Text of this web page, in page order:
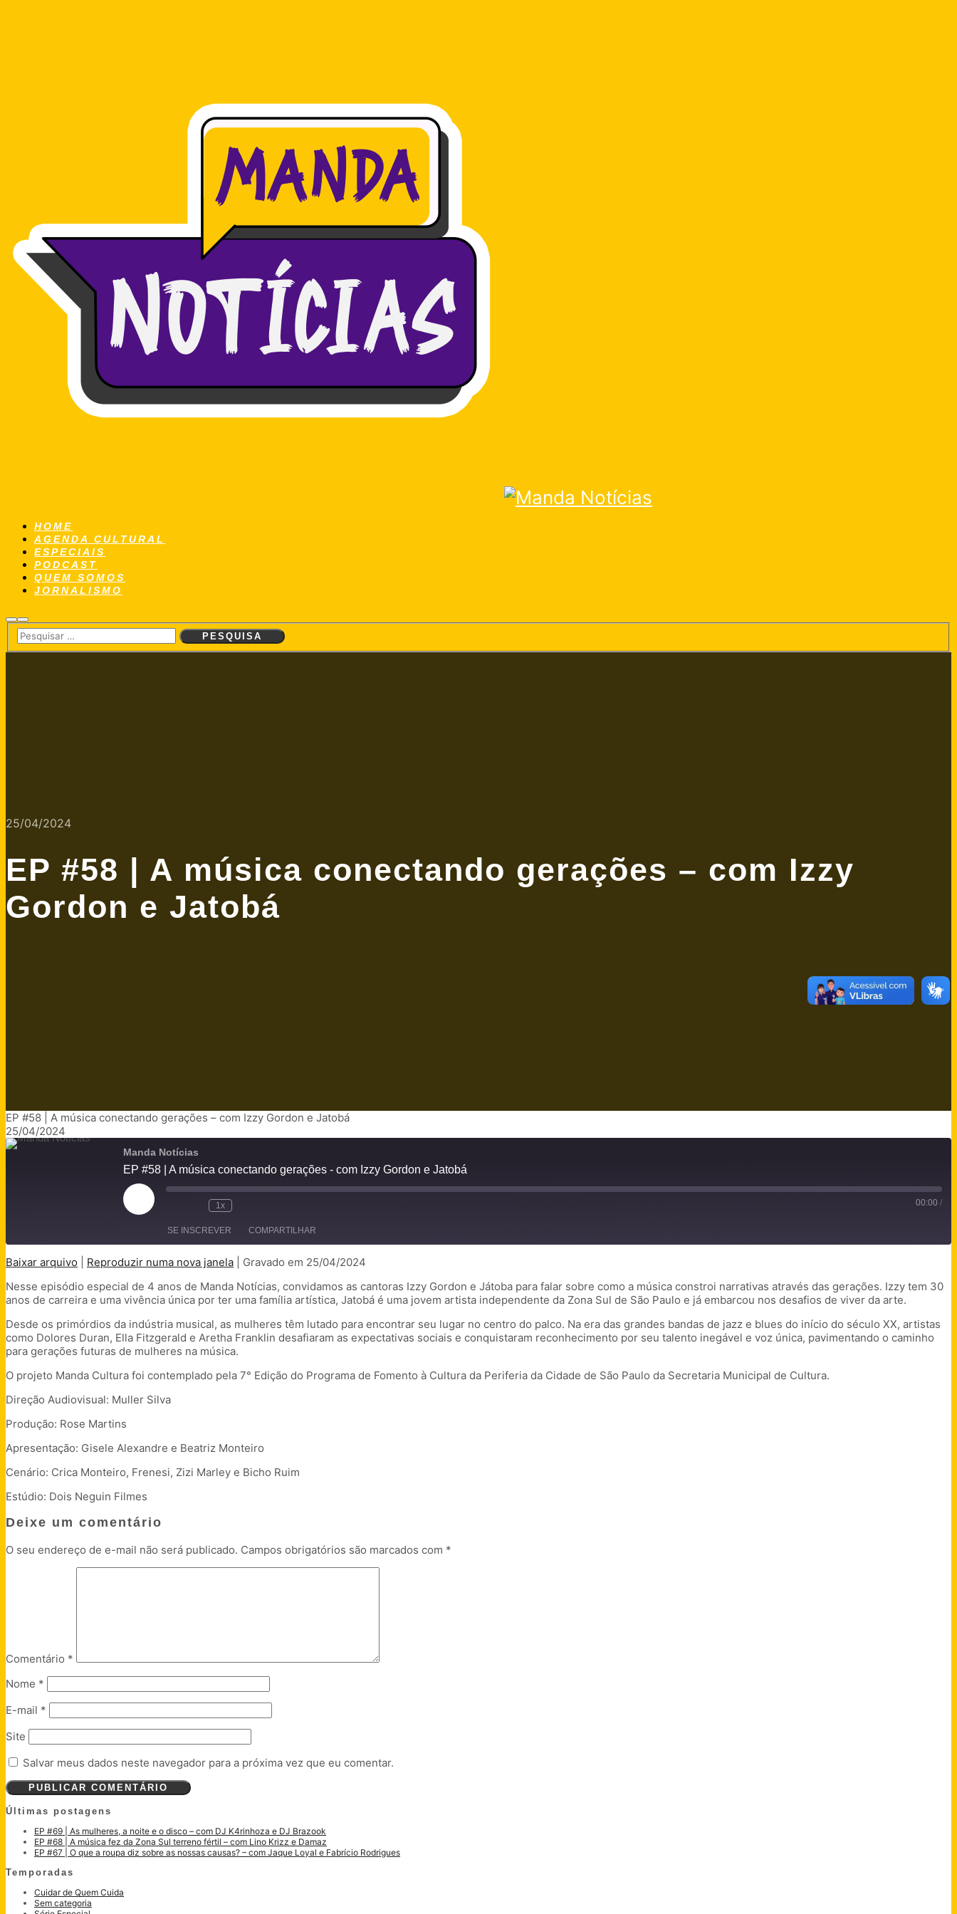
HOME
AGENDA CULTURAL
ESPECIAIS
PODCAST
QUEM SOMOS
JORNALISMO
Pesquisa
Menu
principal
25/04/2024
EP #58 | A música conectando gerações – com Izzy
Gordon e Jatobá
EP #58 | A música conectando gerações – com Izzy Gordon e Jatobá
25/04/2024
Manda Notícias
EP #58 | A música conectando gerações - com Izzy Gordon e Jatobá
Reproduzir
episódio
1x 00:00 /
SE INSCREVER COMPARTILHAR
FEED RSS
LINK
INCORPORAR
Baixar arquivo Reproduzir numa nova janela
Gravado em 25/04/2024
Nesse episódio especial de 4 anos de Manda Notícias, convidamos as cantoras Izzy Gordon e Játoba para falar sobre como a música constroi narrativas através das gerações. Izzy tem 30
anos de carreira e uma vivência única por ter uma família artística, Jatobá é uma jovem artista independente da Zona Sul de São Paulo e já embarcou nos desafios de viver da arte.
Desde os primórdios da indústria musical, as mulheres têm lutado para encontrar seu lugar no centro do palco. Na era das grandes bandas de jazz e blues do início do século XX, artistas
como Dolores Duran, Ella Fitzgerald e Aretha Franklin desafiaram as expectativas sociais e conquistaram reconhecimento por seu talento inegável e voz única, pavimentando o caminho
para gerações futuras de mulheres na música.
O projeto Manda Cultura foi contemplado pela 7° Edição do Programa de Fomento à Cultura da Periferia da Cidade de São Paulo da Secretaria Municipal de Cultura.
Direção Audiovisual: Muller Silva
Produção: Rose Martins
Apresentação: Gisele Alexandre e Beatriz Monteiro
Cenário: Crica Monteiro, Frenesi, Zizi Marley e Bicho Ruim
Estúdio: Dois Neguin Filmes
Deixe um comentário
O seu endereço de e-mail não será publicado. Campos obrigatórios são marcados com *
Comentário *
Nome *
E-mail *
Site
Salvar meus dados neste navegador para a próxima vez que eu comentar.
Últimas postagens
EP #69 | As mulheres, a noite e o disco – com DJ K4rinhoza e DJ Brazook
EP #68 | A música fez da Zona Sul terreno fértil – com Lino Krizz e Damaz
EP #67 | O que a roupa diz sobre as nossas causas? – com Jaque Loyal e Fabrício Rodrigues
Temporadas
Cuidar de Quem Cuida
Sem categoria